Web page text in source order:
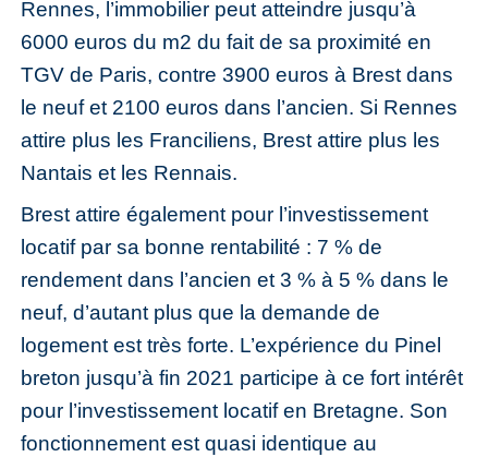
Rennes, l’immobilier peut atteindre jusqu’à
6000 euros du m2 du fait de sa proximité en
TGV de Paris, contre 3900 euros à Brest dans
le neuf et 2100 euros dans l’ancien. Si Rennes
attire plus les Franciliens, Brest attire plus les
Nantais et les Rennais.
Brest attire également pour l’investissement
locatif par sa bonne rentabilité : 7 % de
rendement dans l’ancien et 3 % à 5 % dans le
neuf, d’autant plus que la demande de
logement est très forte. L’expérience du Pinel
breton jusqu’à fin 2021 participe à ce fort intérêt
pour l’investissement locatif en Bretagne. Son
fonctionnement est quasi identique au